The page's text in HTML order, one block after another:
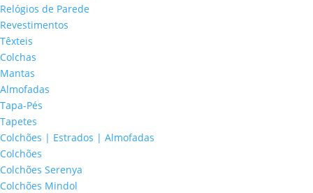
Relógios de Parede
Revestimentos
Têxteis
Colchas
Mantas
Almofadas
Tapa-Pés
Tapetes
Colchões | Estrados | Almofadas
Colchões
Colchões Serenya
Colchões Mindol